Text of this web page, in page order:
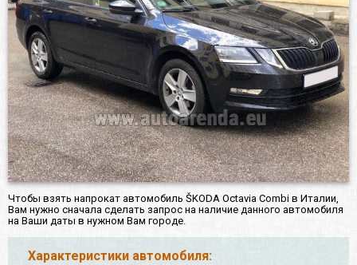
Чтобы взять напрокат автомобиль ŠKODA Octavia Сombi в Италии,
Вам нужно сначала сделать запрос на наличие данного автомобиля
на Ваши даты в нужном Вам городе.
Характеристики автомобиля: